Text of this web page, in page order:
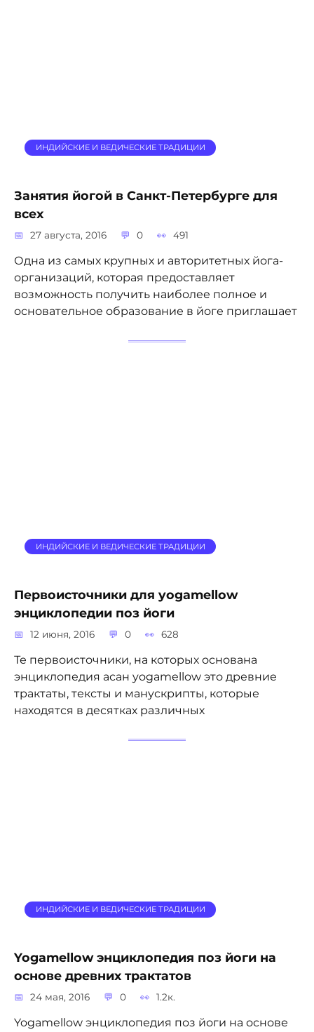
ИНДИЙСКИЕ И ВЕДИЧЕСКИЕ ТРАДИЦИИ
Занятия йогой в Санкт-Петербурге для
всех
27 августа, 2016 0 491
Одна из самых крупных и авторитетных йога-
организаций, которая предоставляет
возможность получить наиболее полное и
основательное образование в йоге приглашает
ИНДИЙСКИЕ И ВЕДИЧЕСКИЕ ТРАДИЦИИ
Первоисточники для yogamellow
энциклопедии поз йоги
12 июня, 2016 0 628
Те первоисточники, на которых основана
энциклопедия асан yogamellow это древние
трактаты, тексты и манускрипты, которые
находятся в десятках различных
ИНДИЙСКИЕ И ВЕДИЧЕСКИЕ ТРАДИЦИИ
Yogamellow энциклопедия поз йоги на
основе древних трактатов
24 мая, 2016 0 1.2к.
Yogamellow энциклопедия поз йоги на основе